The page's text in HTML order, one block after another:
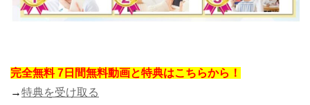
完全無料 7日間無料動画と特典はこちらから！
→特典を受け取る